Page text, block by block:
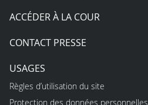
ACCÉDER À LA COUR
CONTACT PRESSE
USAGES
Règles d’utilisation du site
Protection des données personnelles